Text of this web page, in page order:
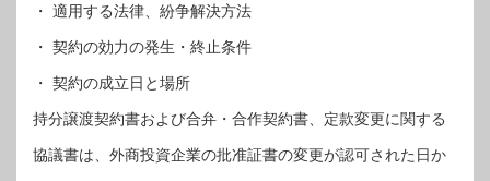
・ 適用する法律、紛争解決方法
・ 契約の効力の発生・終止条件
・ 契約の成立日と場所
持分譲渡契約書および合弁・合作契約書、定款変更に関する
協議書は、外商投資企業の批准証書の変更が認可された日か